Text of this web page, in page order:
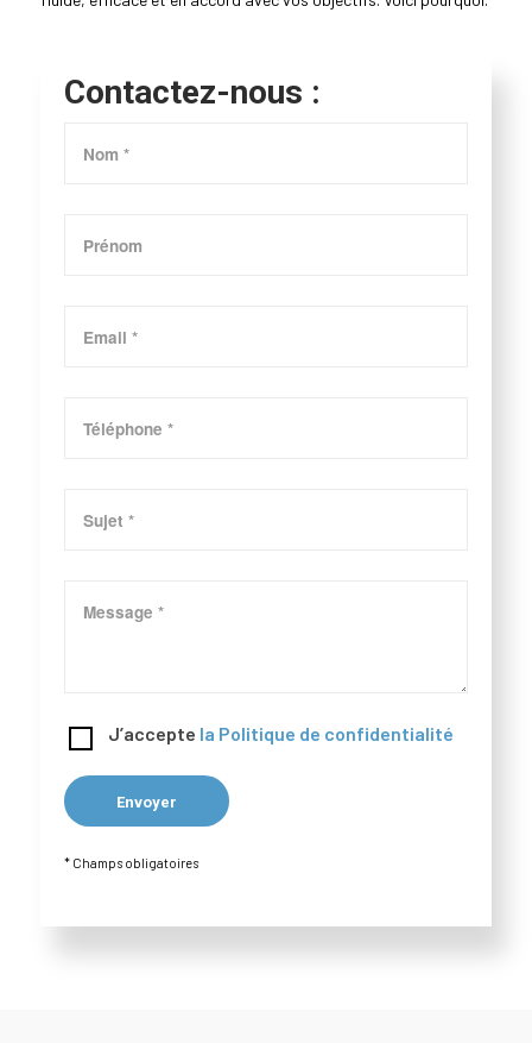
Contactez-nous :
J’accepte la Politique de confidentialité
* Champs obligatoires